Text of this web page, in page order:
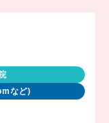
など)